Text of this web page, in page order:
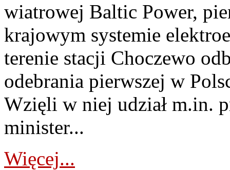
wiatrowej Baltic Power,
krajowym systemie
terenie stacji Choczewo
odebrania pierwszej w
Wzięli w niej udział m.in.
minister...
Więcej...